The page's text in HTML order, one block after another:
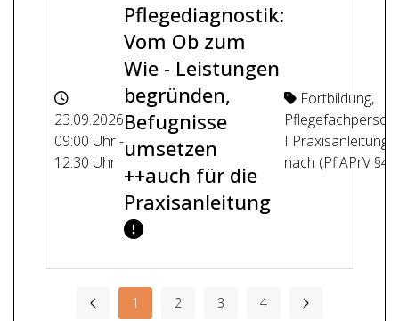
23.09.2026
09:00 Uhr -
12:30 Uhr
Pflegediagnostik:
Vom Ob zum
Wie - Leistungen
begründen,
Befugnisse
umsetzen
++auch für die
Praxisanleitung
Fortbildung,
I Praxisanleitung
nach (PflAPrV §4)
1 2 3 4